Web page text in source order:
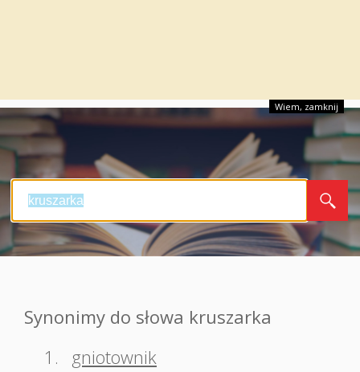
Wiem, zamknij
Synonimy do słowa kruszarka
1.
gniotownik